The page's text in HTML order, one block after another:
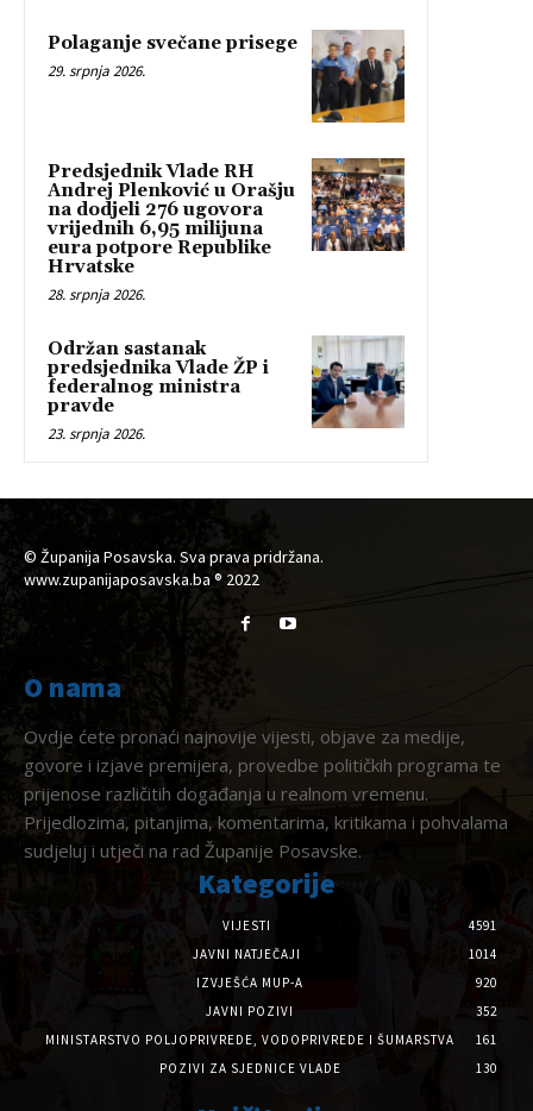
Polaganje svečane prisege
29. srpnja 2026.
Predsjednik Vlade RH
Andrej Plenković u Orašju
na dodjeli 276 ugovora
vrijednih 6,95 milijuna
eura potpore Republike
Hrvatske
28. srpnja 2026.
Održan sastanak
predsjednika Vlade ŽP i
federalnog ministra
pravde
23. srpnja 2026.
© Županija Posavska. Sva prava pridržana.
www.zupanijaposavska.ba ® 2022
O nama
Ovdje ćete pronaći najnovije vijesti, objave za medije,
govore i izjave premijera, provedbe političkih programa te
prijenose različitih događanja u realnom vremenu.
Prijedlozima, pitanjima, komentarima, kritikama i pohvalama
sudjeluj i utječi na rad Županije Posavske.
Kategorije
VIJESTI
4591
JAVNI NATJEČAJI
1014
IZVJEŠĆA MUP-A
920
JAVNI POZIVI
352
MINISTARSTVO POLJOPRIVREDE, VODOPRIVREDE I ŠUMARSTVA
161
POZIVI ZA SJEDNICE VLADE
130